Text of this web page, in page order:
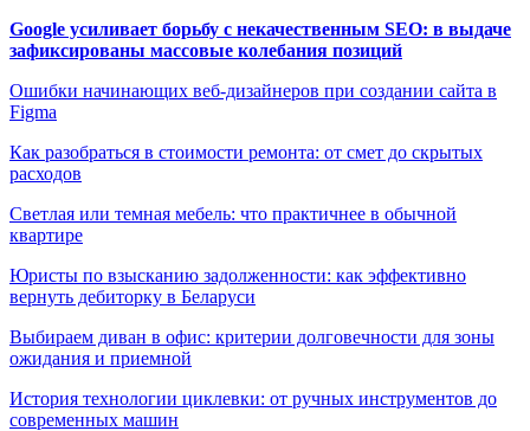
Google усиливает борьбу с некачественным SEO: в выдаче
зафиксированы массовые колебания позиций
Ошибки начинающих веб-дизайнеров при создании сайта в
Figma
Как разобраться в стоимости ремонта: от смет до скрытых
расходов
Светлая или темная мебель: что практичнее в обычной
квартире
Юристы по взысканию задолженности: как эффективно
вернуть дебиторку в Беларуси
Выбираем диван в офис: критерии долговечности для зоны
ожидания и приемной
История технологии циклевки: от ручных инструментов до
современных машин